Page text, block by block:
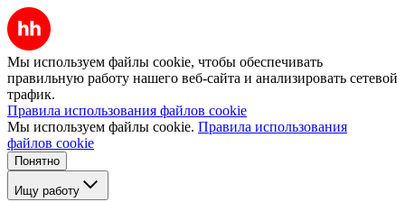
Мы используем файлы cookie, чтобы обеспечивать
правильную работу нашего веб-сайта и анализировать сетевой
трафик.
Правила использования файлов cookie
Мы используем файлы cookie. Правила использования
файлов cookie
Понятно
Ищу работу